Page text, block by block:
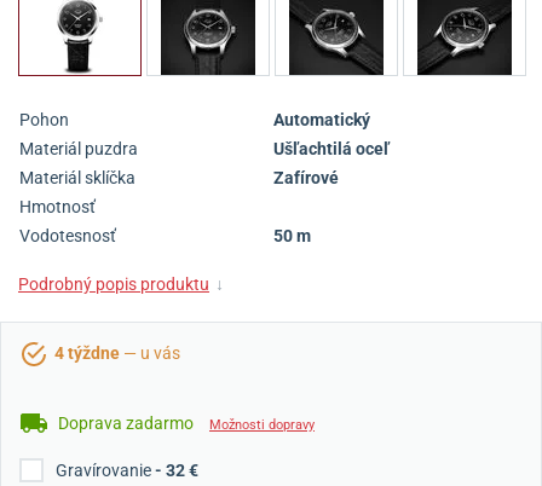
Pohon
Automatický
Materiál puzdra
Ušľachtilá oceľ
Materiál sklíčka
Zafírové
Hmotnosť
Vodotesnosť
50 m
Podrobný popis produktu ↓
4 týždne — u vás
Doprava zadarmo Možnosti dopravy
Gravírovanie- 32 €